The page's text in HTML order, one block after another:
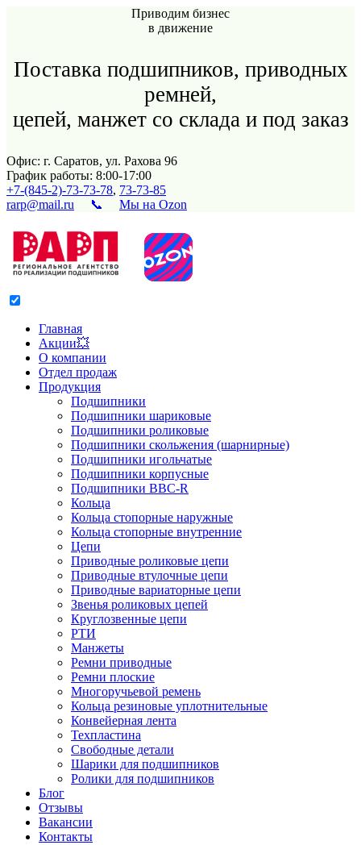
Приводим бизнес
в движение
Поставка подшипников, приводных
ремней,
цепей, манжет со склада и под заказ
Офис: г. Саратов, ул. Рахова 96
График работы: 8:00-17:00
+7-(845-2)-73-73-78, 73-73-85
rarp@mail.ru
📞 Мы на Ozon
Главная
Акции💥
О компании
Отдел продаж
Продукция
Подшипники
Подшипники шариковые
Подшипники роликовые
Подшипники скольжения (шарнирные)
Подшипники игольчатые
Подшипники корпусные
Подшипники BBC-R
Кольца
Кольца стопорные наружные
Кольца стопорные внутренние
Цепи
Приводные роликовые цепи
Приводные втулочные цепи
Приводные вариаторные цепи
Звенья роликовых цепей
Круглозвенные цепи
РТИ
Манжеты
Ремни приводные
Ремни плоские
Многоручьевой ремень
Кольца резиновые уплотнительные
Конвейерная лента
Техпластина
Свободные детали
Шарики для подшипников
Ролики для подшипников
Блог
Отзывы
Вакансии
Контакты